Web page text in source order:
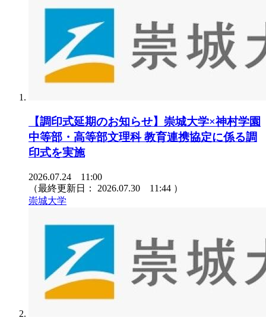
【調印式延期のお知らせ】崇城大学×神村学園
中等部・高等部文理科 教育連携協定に係る調
印式を実施
2026.07.24 11:00
（最終更新日： 2026.07.30 11:44 ）
崇城大学